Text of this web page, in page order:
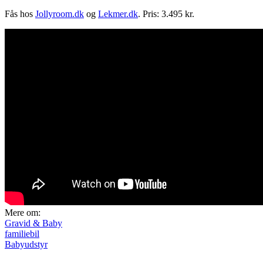
Fås hos Jollyroom.dk og Lekmer.dk. Pris: 3.495 kr.
Mere om:
Gravid & Baby
familiebil
Babyudstyr